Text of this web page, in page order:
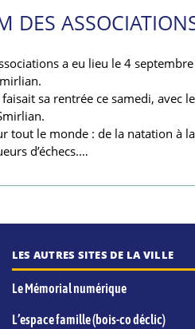
DES
a eu lieu le 4
sa rentrée ce samedi, avec
tout le monde : de la natation à
d’échecs.…
LES AUTRES SITES DE LA VILLE
Le Mémorial numérique
L’espace famille (bois-co déclic)